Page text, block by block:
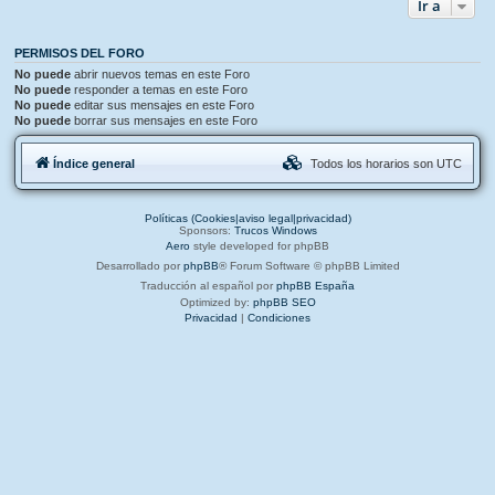
Ir a
PERMISOS DEL FORO
No puede abrir nuevos temas en este Foro
No puede responder a temas en este Foro
No puede editar sus mensajes en este Foro
No puede borrar sus mensajes en este Foro
Índice general Todos los horarios son UTC
Políticas (Cookies|aviso legal|privacidad)
Sponsors: Trucos Windows
Aero style developed for phpBB
Desarrollado por phpBB® Forum Software © phpBB Limited
Traducción al español por phpBB España
Optimized by: phpBB SEO
Privacidad | Condiciones